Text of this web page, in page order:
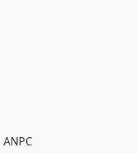
ANPC